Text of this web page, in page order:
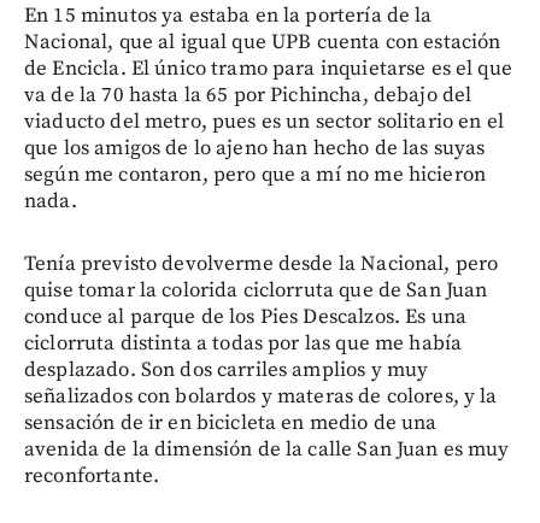
En 15 minutos ya estaba en la portería de la
Nacional, que al igual que UPB cuenta con estación
de Encicla. El único tramo para inquietarse es el que
va de la 70 hasta la 65 por Pichincha, debajo del
viaducto del metro, pues es un sector solitario en el
que los amigos de lo ajeno han hecho de las suyas
según me contaron, pero que a mí no me hicieron
nada.
Tenía previsto devolverme desde la Nacional, pero
quise tomar la colorida ciclorruta que de San Juan
conduce al parque de los Pies Descalzos. Es una
ciclorruta distinta a todas por las que me había
desplazado. Son dos carriles amplios y muy
señalizados con bolardos y materas de colores, y la
sensación de ir en bicicleta en medio de una
avenida de la dimensión de la calle San Juan es muy
reconfortante.